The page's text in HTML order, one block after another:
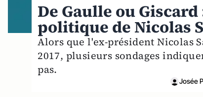
De Gaulle ou
politique de Nicolas
Alors que l'ex-président Nicolas
2017, plusieurs sondages
pas.
Josée